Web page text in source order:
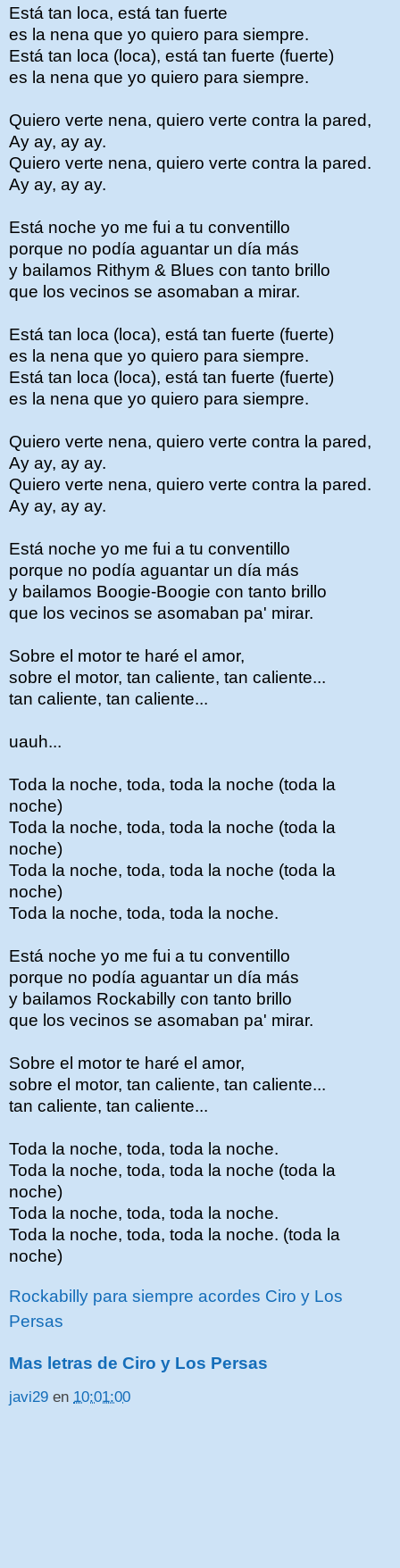
Está tan loca, está tan fuerte
es la nena que yo quiero para siempre.
Está tan loca (loca), está tan fuerte (fuerte)
es la nena que yo quiero para siempre.
Quiero verte nena, quiero verte contra la pared,
Ay ay, ay ay.
Quiero verte nena, quiero verte contra la pared.
Ay ay, ay ay.
Está noche yo me fui a tu conventillo
porque no podía aguantar un día más
y bailamos Rithym & Blues con tanto brillo
que los vecinos se asomaban a mirar.
Está tan loca (loca), está tan fuerte (fuerte)
es la nena que yo quiero para siempre.
Está tan loca (loca), está tan fuerte (fuerte)
es la nena que yo quiero para siempre.
Quiero verte nena, quiero verte contra la pared,
Ay ay, ay ay.
Quiero verte nena, quiero verte contra la pared.
Ay ay, ay ay.
Está noche yo me fui a tu conventillo
porque no podía aguantar un día más
y bailamos Boogie-Boogie con tanto brillo
que los vecinos se asomaban pa' mirar.
Sobre el motor te haré el amor,
sobre el motor, tan caliente, tan caliente...
tan caliente, tan caliente...
uauh...
Toda la noche, toda, toda la noche (toda la
noche)
Toda la noche, toda, toda la noche (toda la
noche)
Toda la noche, toda, toda la noche (toda la
noche)
Toda la noche, toda, toda la noche.
Está noche yo me fui a tu conventillo
porque no podía aguantar un día más
y bailamos Rockabilly con tanto brillo
que los vecinos se asomaban pa' mirar.
Sobre el motor te haré el amor,
sobre el motor, tan caliente, tan caliente...
tan caliente, tan caliente...
Toda la noche, toda, toda la noche.
Toda la noche, toda, toda la noche (toda la
noche)
Toda la noche, toda, toda la noche.
Toda la noche, toda, toda la noche. (toda la
noche)
Rockabilly para siempre acordes Ciro y Los
Persas
Mas letras de Ciro y Los Persas
javi29 en 10:01:00